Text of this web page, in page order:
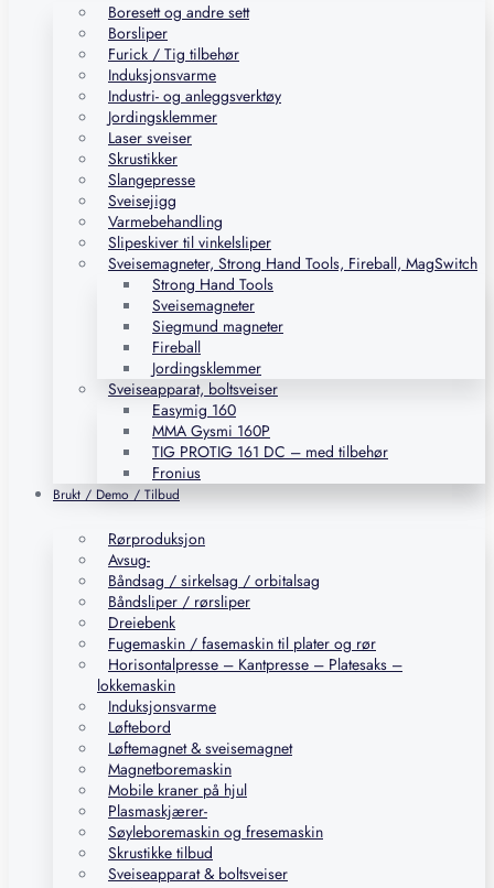
Boresett og andre sett
Borsliper
Furick / Tig tilbehør
Induksjonsvarme
Industri- og anleggsverktøy
Jordingsklemmer
Laser sveiser
Skrustikker
Slangepresse
Sveisejigg
Varmebehandling
Slipeskiver til vinkelsliper
Sveisemagneter, Strong Hand Tools, Fireball, MagSwitch
Strong Hand Tools
Sveisemagneter
Siegmund magneter
Fireball
Jordingsklemmer
Sveiseapparat, boltsveiser
Easymig 160
MMA Gysmi 160P
TIG PROTIG 161 DC – med tilbehør
Fronius
Brukt / Demo / Tilbud
Rørproduksjon
Avsug-
Båndsag / sirkelsag / orbitalsag
Båndsliper / rørsliper
Dreiebenk
Fugemaskin / fasemaskin til plater og rør
Horisontalpresse – Kantpresse – Platesaks –
lokkemaskin
Induksjonsvarme
Løftebord
Løftemagnet & sveisemagnet
Magnetboremaskin
Mobile kraner på hjul
Plasmaskjærer-
Søyleboremaskin og fresemaskin
Skrustikke tilbud
Sveiseapparat & boltsveiser